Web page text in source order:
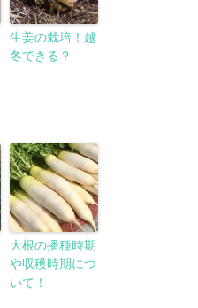
生姜の栽培！越
冬できる？
大根の播種時期
や収穫時期につ
いて！